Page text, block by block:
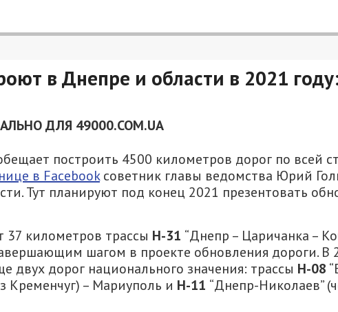
в Днепре и области в 2021
ДЛЯ 49000.COM.UA
построить 4500 километров дорог по всей
в Facebookсоветник главы ведомства Юрий
Тут планируют под конец 2021 презентовать
километров трассы Н-31 “Днепр – Царичанка –
шагом в проекте обновления дороги. В
двух дорог национального значения: трассы Н-08
Кременчуг) – Мариуполь и Н-11 “Днепр-Николаев”